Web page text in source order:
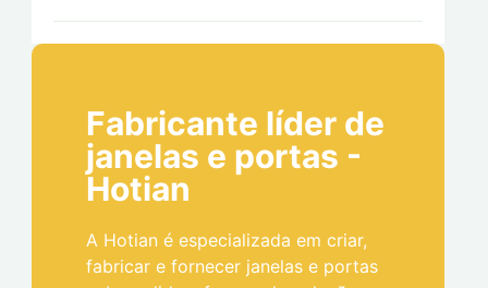
Fabricante líder de
janelas e portas -
Hotian
A Hotian é especializada em criar,
fabricar e fornecer janelas e portas